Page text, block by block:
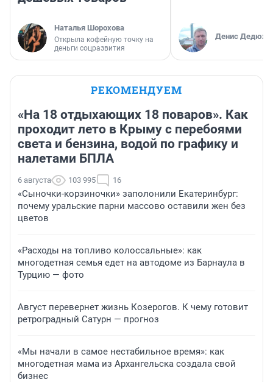
Наталья Шорохова
Открыла кофейную точку на
деньги соцразвития
Денис
РЕКОМЕНДУЕМ
«На 18 отдыхающих 18 поваров». Как
проходит лето в Крыму с перебоями
света и бензина, водой по графику и
налетами БПЛА
6 августа 103 995 16
«Сыночки-корзиночки» заполонили Екатеринбург:
почему уральские парни массово оставили жен без
цветов
«Расходы на топливо колоссальные»: как
многодетная семья едет на автодоме из Барнаула в
Турцию — фото
Август перевернет жизнь Козерогов. К чему готовит
ретроградный Сатурн — прогноз
«Мы начали в самое нестабильное время»: как
многодетная мама из Архангельска создала свой
бизнес